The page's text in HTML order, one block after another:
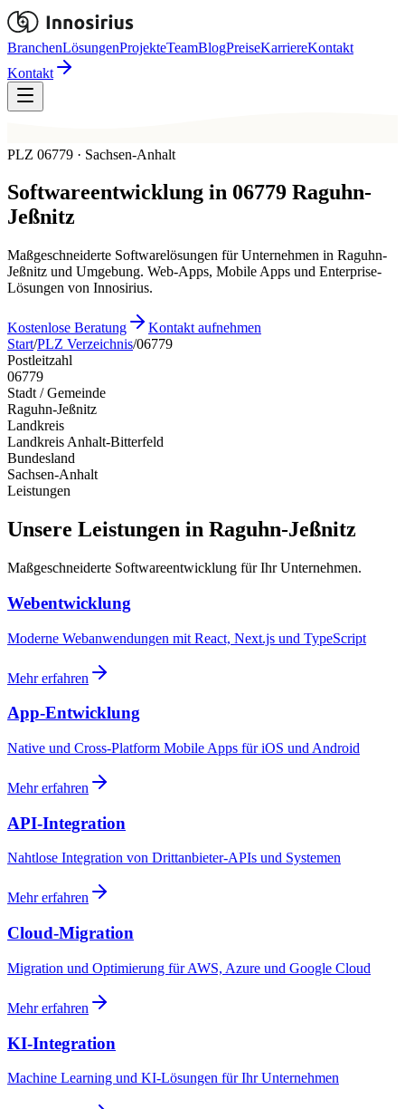
BranchenLösungenProjekteTeamBlogPreiseKarriereKontakt
Kontakt
PLZ 06779 · Sachsen-Anhalt
Softwareentwicklung in 06779 Raguhn-
Jeßnitz
Maßgeschneiderte Softwarelösungen für Unternehmen in Raguhn-
Jeßnitz und Umgebung. Web-Apps, Mobile Apps und Enterprise-
Lösungen von Innosirius.
Kostenlose Beratung
Kontakt aufnehmen
Start/PLZ Verzeichnis/06779
Postleitzahl
06779
Stadt / Gemeinde
Raguhn-Jeßnitz
Landkreis
Landkreis Anhalt-Bitterfeld
Bundesland
Sachsen-Anhalt
Leistungen
Unsere Leistungen in Raguhn-Jeßnitz
Maßgeschneiderte Softwareentwicklung für Ihr Unternehmen.
Webentwicklung
Moderne Webanwendungen mit React, Next.js und TypeScript
Mehr erfahren
App-Entwicklung
Native und Cross-Platform Mobile Apps für iOS und Android
Mehr erfahren
API-Integration
Nahtlose Integration von Drittanbieter-APIs und Systemen
Mehr erfahren
Cloud-Migration
Migration und Optimierung für AWS, Azure und Google Cloud
Mehr erfahren
KI-Integration
Machine Learning und KI-Lösungen für Ihr Unternehmen